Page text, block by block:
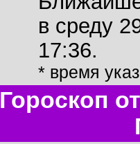
в среду
17:36.
* время
Гороскоп